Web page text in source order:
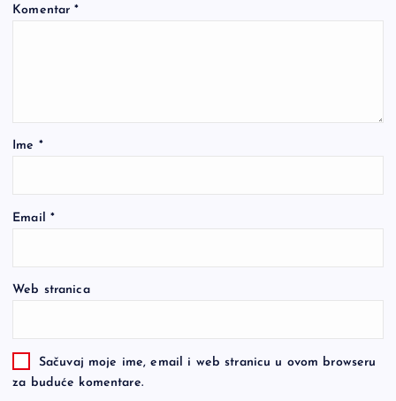
Komentar*
Ime *
Email *
Web stranica
Sačuvaj moje ime, email i web stranicu u ovom browseru
za buduće komentare.